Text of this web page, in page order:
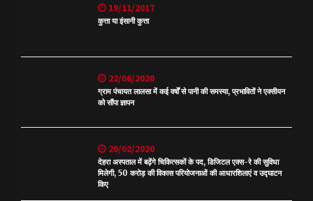
19/11/2017
कुत्ता या इंसानी कुत्ता
22/06/2020
ग्राम पंचायत लालसा में कई वर्षों से पानी की समस्या, प्रभावितों ने एक्सीयन
को सौंपा ज्ञापन
20/02/2020
देहरा अस्पताल में बढ़ेंगे चिकित्सकों के पद, डिजिटल एक्स-रे की सुविधा
मिलेगी, 50 करोड़ की विकास परियोजनाओं की आधारशिलाएं व उद्घाटन
किए